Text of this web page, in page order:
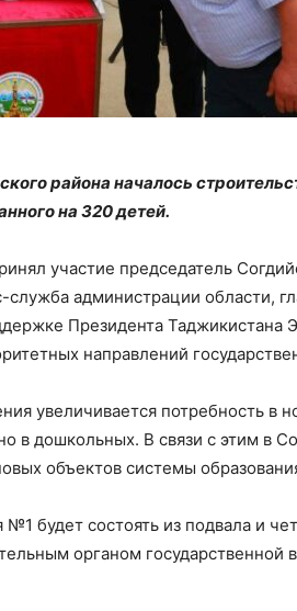
района началось
на 320 детей.
участие председатель
администрации области,
Президента Таджикистана
направлений
увеличивается потребность в
в дошкольных. В связи с этим в
объектов системы
будет состоять из подвала и
органом государственной